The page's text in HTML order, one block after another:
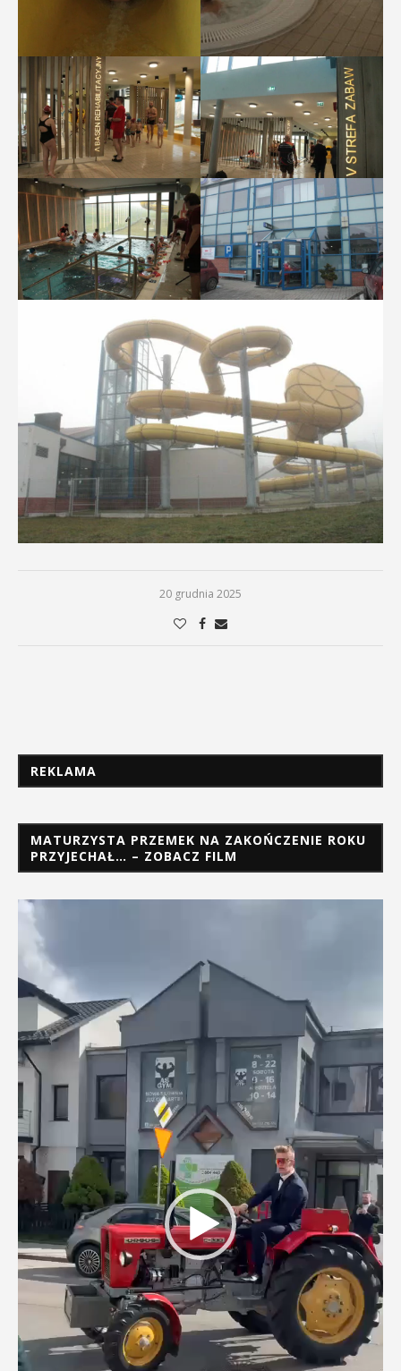
20 grudnia 2025
REKLAMA
MATURZYSTA PRZEMEK NA ZAKOŃCZENIE ROKU
PRZYJECHAŁ… – ZOBACZ FILM
Odtwarzacz